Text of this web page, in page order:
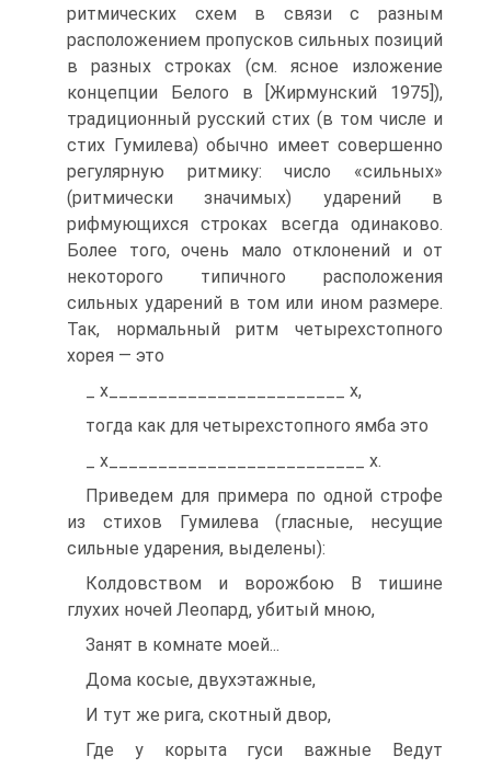
ритмических схем в связи с разным
расположением пропусков сильных позиций
в разных строках (см. ясное изложение
концепции Белого в [Жирмунский 1975]),
традиционный русский стих (в том числе и
стих Гумилева) обычно имеет совершенно
регулярную ритмику: число «сильных»
(ритмически значимых) ударений в
рифмующихся строках всегда одинаково.
Более того, очень мало отклонений и от
некоторого типичного расположения
сильных ударений в том или ином размере.
Так, нормальный ритм четырехстопного
хорея — это
_ х________________________ х,
тогда как для четырехстопного ямба это
_ х__________________________ х.
Приведем для примера по одной строфе
из стихов Гумилева (гласные, несущие
сильные ударения, выделены):
Колдовством и ворожбою В тишине
глухих ночей Леопард, убитый мною,
Занят в комнате моей...
Дома косые, двухэтажные,
И тут же рига, скотный двор,
Где у корыта гуси важные Ведут